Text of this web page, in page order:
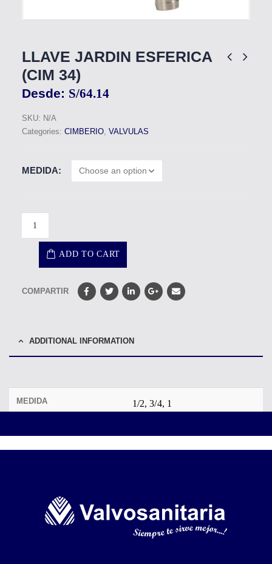
LLAVE JARDIN ESFERICA
(CIM 34)
Desde: S/64.14
SKU: N/A
Categories: CIMBERIO, VALVULAS
MEDIDA
ADD TO CART
COMPARTIR
ADDITIONAL INFORMATION
MEDIDA 1/2, 3/4, 1